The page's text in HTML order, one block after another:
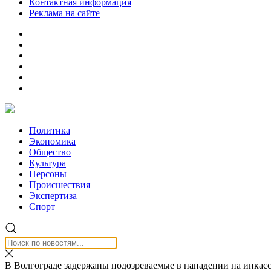
Контактная информация
Реклама на сайте
Политика
Экономика
Общество
Культура
Персоны
Происшествия
Экспертиза
Спорт
В Волгограде задержаны подозреваемые в нападении на